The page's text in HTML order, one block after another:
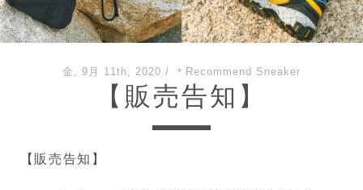
金, 9月 11th, 2020 / ＊Recommend Sneaker
【販売告知】
【販売告知】